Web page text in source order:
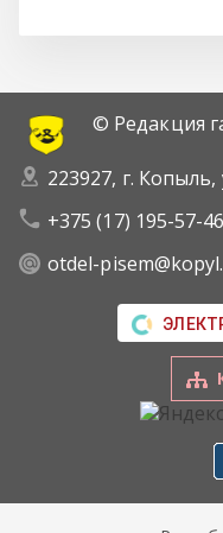
© Редакция
223927, г.
+375 (17) 195-57-46
otdel-